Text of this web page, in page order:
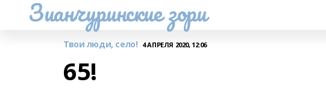
Зианчуринские зори
Твои люди, село! 4 АПРЕЛЯ 2020, 12:06
65!